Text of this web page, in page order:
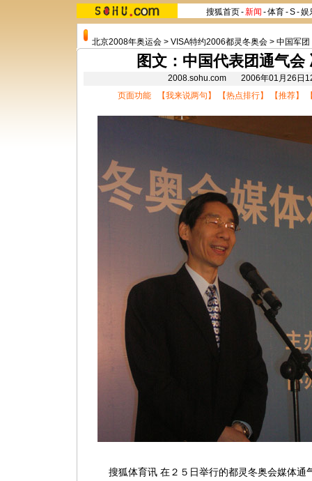
搜狐首页-新闻 -体育-S-娱
北京2008年奥运会 > VISA特约2006都灵冬奥会 > 中国军团
图文：中国代表团通气会
2008.sohu.com 2006年01月26
页面功能 【我来说两句 】 【热点排行】 【推荐】
搜狐体育讯 在２５日举行的都灵冬奥会媒体通